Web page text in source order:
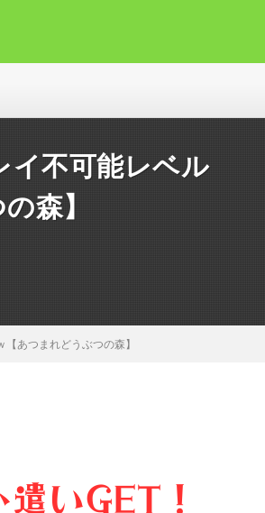
イ不可能レベル
森】
あつまれどうぶつの森】